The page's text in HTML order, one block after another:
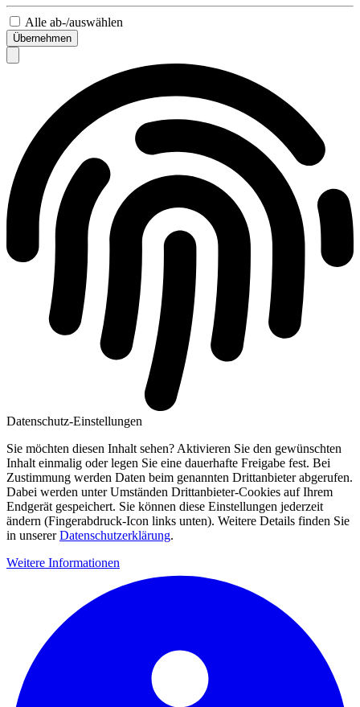
Alle ab-/auswählen
Übernehmen
Datenschutz-Einstellungen
Sie möchten diesen Inhalt sehen? Aktivieren Sie den gewünschten
Inhalt einmalig oder legen Sie eine dauerhafte Freigabe fest. Bei
Zustimmung werden Daten beim genannten Drittanbieter abgerufen.
Dabei werden unter Umständen Drittanbieter-Cookies auf Ihrem
Endgerät gespeichert. Sie können diese Einstellungen jederzeit
ändern (Fingerabdruck-Icon links unten). Weitere Details finden Sie
in unsererDatenschutzerklärung.
Weitere Informationen